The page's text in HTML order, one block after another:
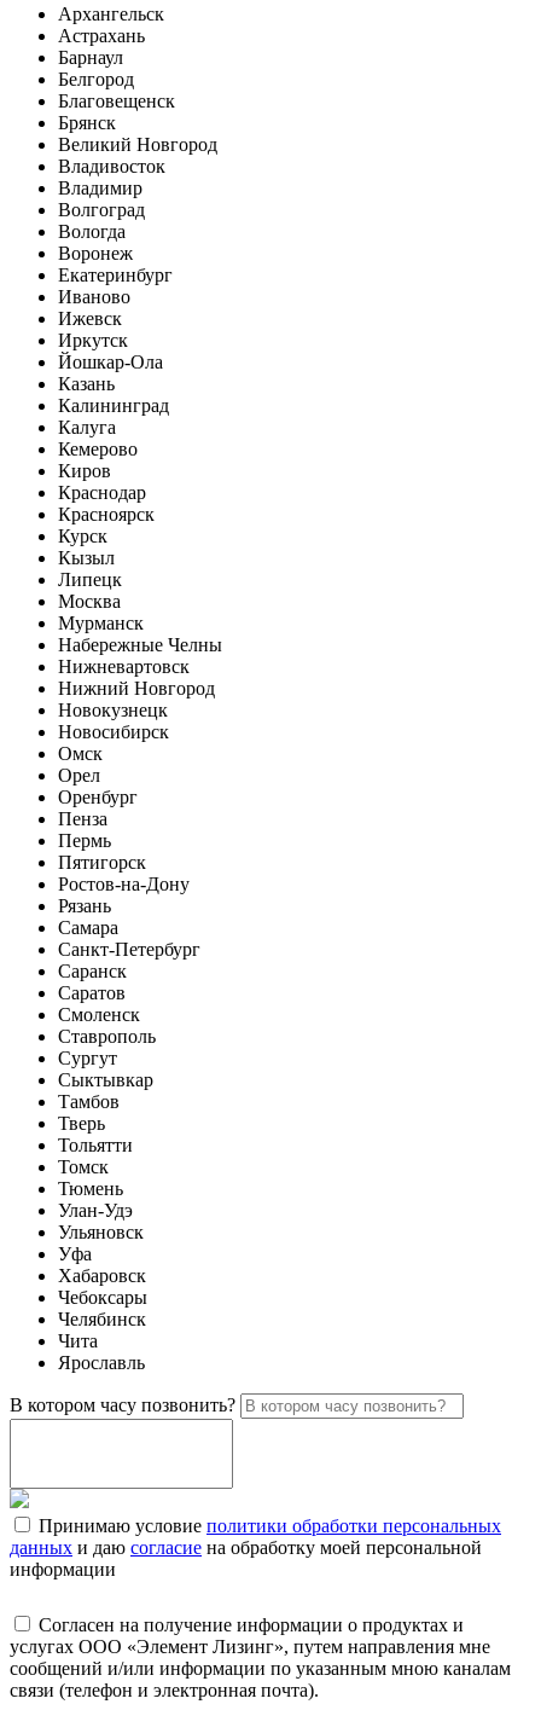
Архангельск
Астрахань
Барнаул
Белгород
Благовещенск
Брянск
Великий Новгород
Владивосток
Владимир
Волгоград
Вологда
Воронеж
Екатеринбург
Иваново
Ижевск
Иркутск
Йошкар-Ола
Казань
Калининград
Калуга
Кемерово
Киров
Краснодар
Красноярск
Курск
Кызыл
Липецк
Москва
Мурманск
Набережные Челны
Нижневартовск
Нижний Новгород
Новокузнецк
Новосибирск
Омск
Орел
Оренбург
Пенза
Пермь
Пятигорск
Ростов-на-Дону
Рязань
Самара
Санкт-Петербург
Саранск
Саратов
Смоленск
Ставрополь
Сургут
Сыктывкар
Тамбов
Тверь
Тольятти
Томск
Тюмень
Улан-Удэ
Ульяновск
Уфа
Хабаровск
Чебоксары
Челябинск
Чита
Ярославль
В котором часу позвонить?
Принимаю условие политики обработки персональных
данных и даю согласие на обработку моей персональной
информации
Согласен на получение информации о продуктах и
услугах ООО «Элемент Лизинг», путем направления мне
сообщений и/или информации по указанным мною каналам
связи (телефон и электронная почта).